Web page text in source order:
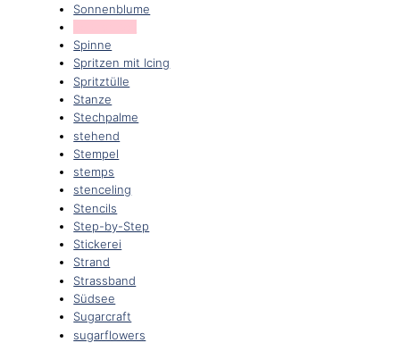
Sonnenblume
Spinne
Spritzen mit Icing
Spritztülle
Stanze
Stechpalme
stehend
Stempel
stemps
stenceling
Stencils
Step-by-Step
Stickerei
Strand
Strassband
Südsee
Sugarcraft
sugarflowers